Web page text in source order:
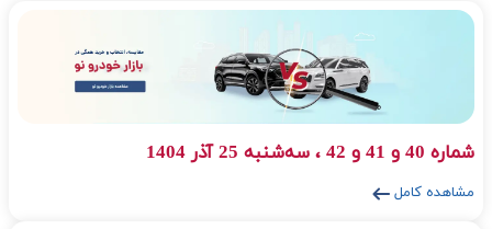
شماره 40 و 41 و 42 ، سه‌شنبه 25 آذر 1404
مشاهده کامل